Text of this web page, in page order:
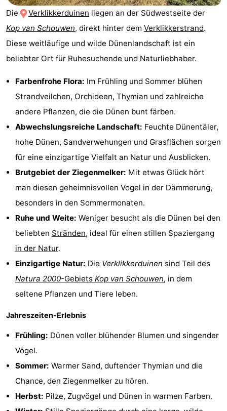
-
Buitenheem
-
De
Oase
-
Duinoord
-
Ginsterveld
Julianahoeve
-
Livingstone
Port
Greve
-
Port
Zélande
Resort
Haamstede
-
Résidence
't
Hof
van
Haamstede
Schouwen
-
Schouwse
Valleien
Soeten
Haert
-
Wijde
-
Village
Zeeuwse
Die Verklikkerduinen liegen an der Südwestseite der
Kop van Schouwen, direkt hinter dem Verklikkerstrand.
Diese weitläufige und wilde Dünenlandschaft ist ein
beliebter Ort für Ruhesuchende und Naturliebhaber.
Farbenfrohe Flora: Im Frühling und Sommer blühen
Strandveilchen, Orchideen, Thymian und zahlreiche
andere Pflanzen, die die Dünen bunt färben.
Abwechslungsreiche Landschaft: Feuchte Dünentäler,
hohe Dünen, Sandverwehungen und Grasflächen sorgen
für eine einzigartige Vielfalt an Natur und Ausblicken.
Brutgebiet der Ziegenmelker: Mit etwas Glück hört
man diesen geheimnisvollen Vogel in der Dämmerung,
besonders in den Sommermonaten.
Ruhe und Weite: Weniger besucht als die Dünen bei den
beliebten Stränden, ideal für einen stillen Spaziergang
in der Natur.
Einzigartige Natur: Die Verklikkerduinen sind Teil des
Natura 2000-Gebiets Kop van Schouwen, in dem
seltene Pflanzen und Tiere leben.
Jahreszeiten-Erlebnis
Frühling: Dünen voller blühender Blumen und singender
Vögel.
Sommer: Warmer Sand, duftender Thymian und die
Chance, den Ziegenmelker zu hören.
Herbst: Pilze, Zugvögel und Dünen in warmen Farben.